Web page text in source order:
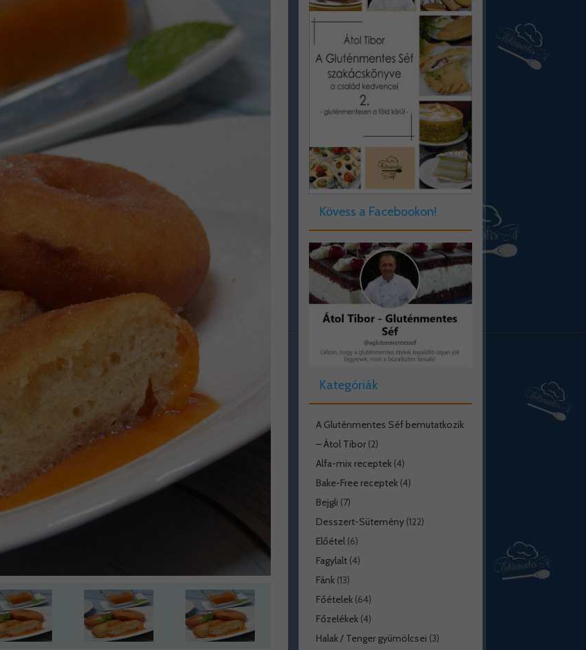
Kövess a Facebookon!
Kategóriák
A Gluténmentes Séf bemutatkozik
– Átol Tibor(2)
Alfa-mix receptek(4)
Bake-Free receptek(4)
Bejgli (7)
Desszert-Sütemény(122)
Előétel(6)
Fagylalt(4)
Fánk(13)
Főételek(64)
Főzelékek(4)
Halak / Tenger gyümölcsei (3)